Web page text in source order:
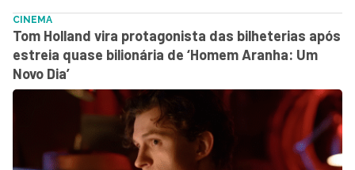
CINEMA
Tom Holland vira protagonista das bilheterias após
estreia quase bilionária de ‘Homem Aranha: Um
Novo Dia’